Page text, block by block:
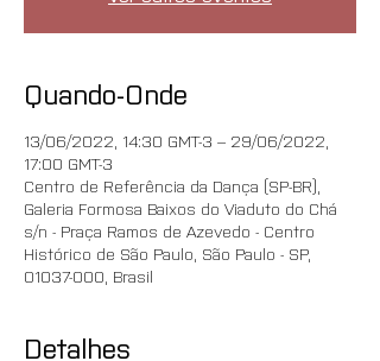
Quando-Onde
13/06/2022, 14:30 GMT-3 – 29/06/2022,
17:00 GMT-3
Centro de Referência da Dança (SP-BR),
Galeria Formosa Baixos do Viaduto do Chá
s/n - Praça Ramos de Azevedo - Centro
Histórico de São Paulo, São Paulo - SP,
01037-000, Brasil
Detalhes